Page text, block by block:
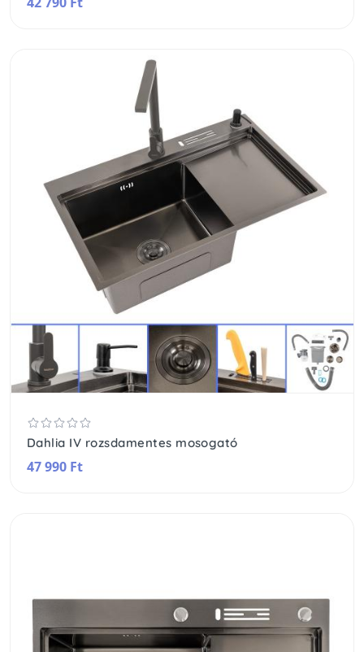
Dahlia IV rozsdamentes mosogató
47 990 Ft